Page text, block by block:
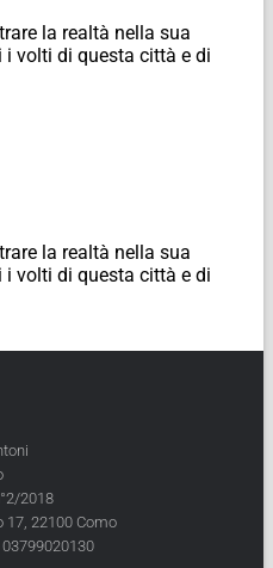
la realtà nella sua
i volti di questa città e di
la realtà nella sua
i volti di questa città e di
2018
17, 22100 Como
03799020130